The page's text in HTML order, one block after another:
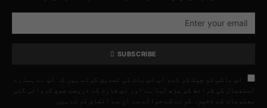
SUBSCRIBE
اس باکس کو چیک کر کے، آپ اس بات کی تصدیق کرتے ہیں کہ آپ نے ہمارے
استعمال کی شرائط کو پڑھ لیا ہے اور اس فارم کے ذریعے جمع کروائی گئی
معلومات کے ذخیرہ کرنے کے حوالے سے ان سے اتفاق کرتے ہیں۔